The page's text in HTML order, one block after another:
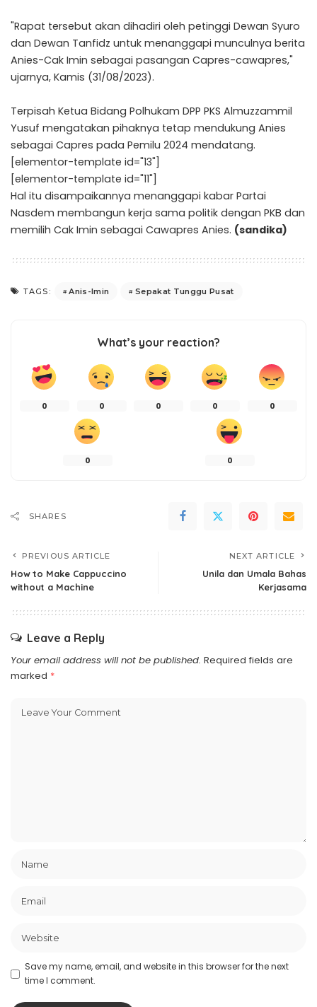
"Rapat tersebut akan dihadiri oleh petinggi Dewan Syuro
dan Dewan Tanfidz untuk menanggapi munculnya berita
Anies-Cak Imin sebagai pasangan Capres-cawapres,"
ujarnya, Kamis (31/08/2023).
Terpisah Ketua Bidang Polhukam DPP PKS Almuzzammil
Yusuf mengatakan pihaknya tetap mendukung Anies
sebagai Capres pada Pemilu 2024 mendatang.
[elementor-template id="13"]
[elementor-template id="11"]
Hal itu disampaikannya menanggapi kabar Partai
Nasdem membangun kerja sama politik dengan PKB dan
memilih Cak Imin sebagai Cawapres Anies. (sandika)
TAGS: Anis-Imin Sepakat Tunggu Pusat
What’s your reaction?
0 0 0 0 0
0 0
SHARES
PREVIOUS ARTICLE
How to Make Cappuccino
without a Machine
NEXT ARTICLE
Unila dan Umala Bahas
Kerjasama
Leave a Reply
Your email address will not be published. Required fields are
marked *
Save my name, email, and website in this browser for the next
time I comment.